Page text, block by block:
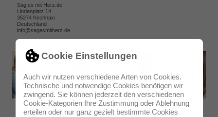
Cookie Einstellungen
Auch wir nutzen verschiedene Arten von Cookies.
Technische und notwendige Cookies benötigen wir
zwingend. Sie können jederzeit den verschiedenen
Cookie-Kategorien Ihre Zustimmung oder Ablehnung
erteilen oder nur ganz gezielt bestimmte Cookies
Sag es mit Herz.de
Lindenplatz 14
35274 Kirchhain
Deutschland
info@sagesmitherz.de